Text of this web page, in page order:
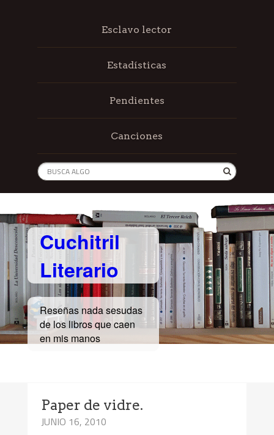
Esclavo lector
Estadísticas
Pendientes
Canciones
Cuchitril
Literario
Reseñas nada sesudas
de los libros que caen
en mis manos
Paper de vidre.
JUNIO 16, 2010